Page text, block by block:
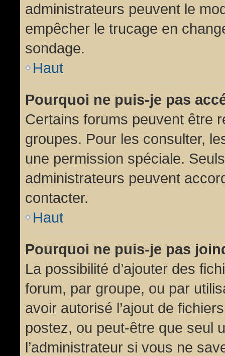
administrateurs peuvent le
empêcher le trucage en
sondage.
Haut
Pourquoi ne puis-je pas
Certains forums peuvent être
groupes. Pour les consulter,
une permission spéciale.
administrateurs peuvent
contacter.
Haut
Pourquoi ne puis-je pas
La possibilité d’ajouter des
forum, par groupe, ou par
avoir autorisé l’ajout de
postez, ou peut-être que seul
l’administrateur si vous ne